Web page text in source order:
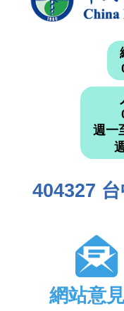
週一
404327
網站意